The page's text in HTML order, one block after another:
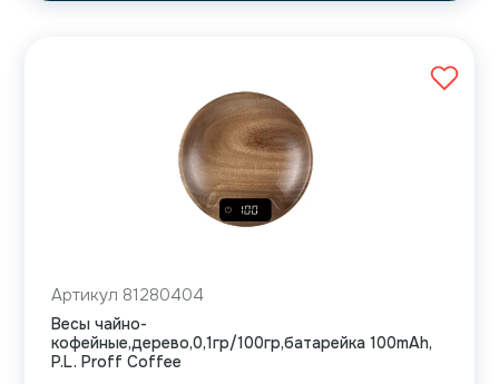
Артикул 81280404
Весы чайно-
кофейные,дерево,0,1гр/100гр,батарейка 100mAh,
P.L. Proff Coffee